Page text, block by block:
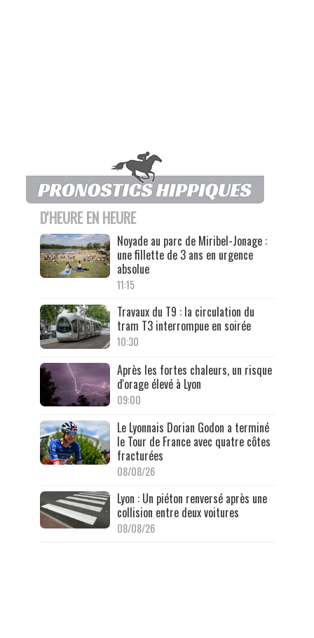
D'HEURE EN HEURE
Noyade au parc de Miribel-Jonage :
une fillette de 3 ans en urgence
absolue
11:15
Travaux du T9 : la circulation du
tram T3 interrompue en soirée
10:30
Après les fortes chaleurs, un risque
d'orage élevé à Lyon
09:00
Le Lyonnais Dorian Godon a terminé
le Tour de France avec quatre côtes
fracturées
08/08/26
Lyon : Un piéton renversé après une
collision entre deux voitures
08/08/26